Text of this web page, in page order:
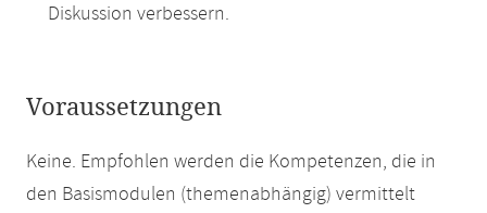
Diskussion verbessern.
Voraussetzungen
Keine. Empfohlen werden die Kompetenzen, die in
den Basismodulen (themenabhängig) vermittelt